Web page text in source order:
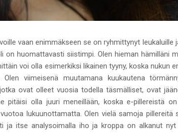
vaan enimmäkseen se on ryhmittynyt leukaluille
on huomattavasti siistimpi. Olen hieman hämilläni
voi olla esimerkiksi likainen tyyny, koska nukun
viimeisenä muutamana kuukautena
ovat olleet vuosia todella täsmälliset, ovat
pitäisi olla juuri meneillään, koska e-pillereistä
lukuunottamatta. Olen vielä samoja pillereitä
ja itse analysoimalla iho ja kroppa on alkanut